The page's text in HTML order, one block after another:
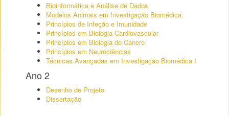
Bioinformática e Análise de Dados
Modelos Animais em Investigação Biomédica
Princípios de Infeção e Imunidade
Princípios em Biologia Cardiovascular
Princípios em Biologia do Cancro
Princípios em Neurociências
Técnicas Avançadas em Investigação Biomédica I
Ano 2
Desenho de Projeto
Dissertação